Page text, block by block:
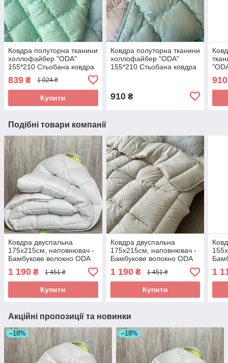
Ковдра полуторна тканини
холлофайбер "ODA"
155*210 Стьобана ковдра
839 ₴ 1 024 ₴
Купити
Ковдра полуторна тканини
холлофайбер "ODA"
155*210 Стьобана ковдра
910₴
910
Подібні товари компанії
Ковдра двуспальна
175х215см, наповнювач -
Бамбукове волокно ODA
bamboo Одіяло
двоспальний розмір
1 190 ₴ 1 451 ₴
Купити
Ковдра двуспальна
175х215см, наповнювач -
Бамбукове волокно ODA
bamboo Одіяло
двоспальний розмір
1 190₴ 1 451 ₴
Купити
1
Акційні пропозиції та новинки
–18% –18%